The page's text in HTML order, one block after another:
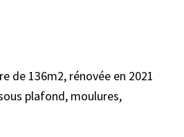
de 136m2, rénovée en 2021
plafond, moulures,